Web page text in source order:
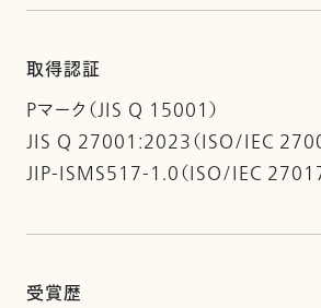
取得認証
Pマーク（JIS Q 15001）
JIS Q 27001:2023（ISO/IEC
JIP-ISMS517-1.0（ISO/IEC
受賞歴